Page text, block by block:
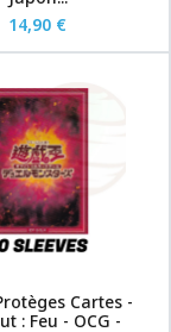
14,90 €
Cartes -
: Feu - OCG -